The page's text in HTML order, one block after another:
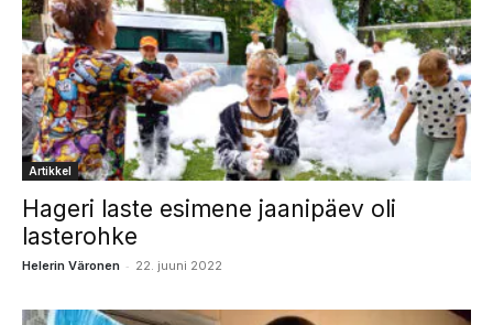
Artikkel
Hageri laste esimene jaanipäev oli
lasterohke
Helerin Väronen - 22. juuni 2022